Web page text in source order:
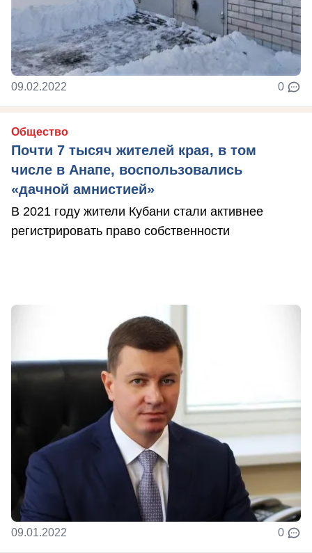
09.02.2022 0
Общество
Почти 7 тысяч жителей края, в том
числе в Анапе, воспользовались
«дачной амнистией»
В 2021 году жители Кубани стали активнее
регистрировать право собственности
09.01.2022 0